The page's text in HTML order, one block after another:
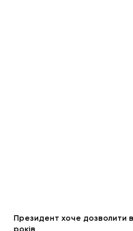
Президент хоче дозволити